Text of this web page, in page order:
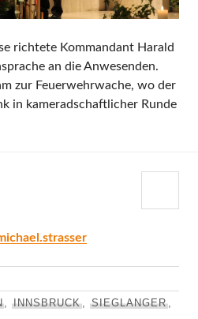
richtete Kommandant Harald
an die Anwesenden.
zur Feuerwehrwache, wo der
in kameradschaftlicher Runde
,INNSBRUCK ,SIEGLANGER,